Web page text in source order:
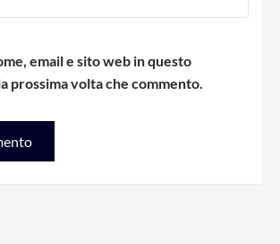
email e sito web in questo
prossima volta che commento.